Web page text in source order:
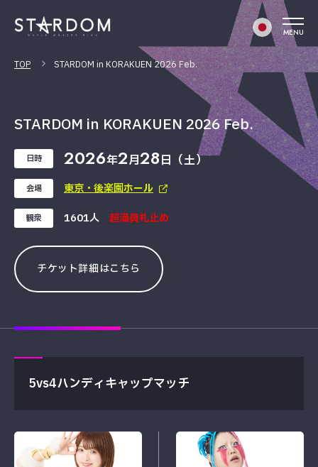
MENU
TOP STARDOM in KORAKUEN 2026 Feb.
STARDOM in KORAKUEN 2026 Feb.
日時 2026年2月28日（土）
会場 東京・後楽園ホール
観衆 1601人 超満員札止め
チケット詳細はこちら
5vs4ハンディキャップマッチ